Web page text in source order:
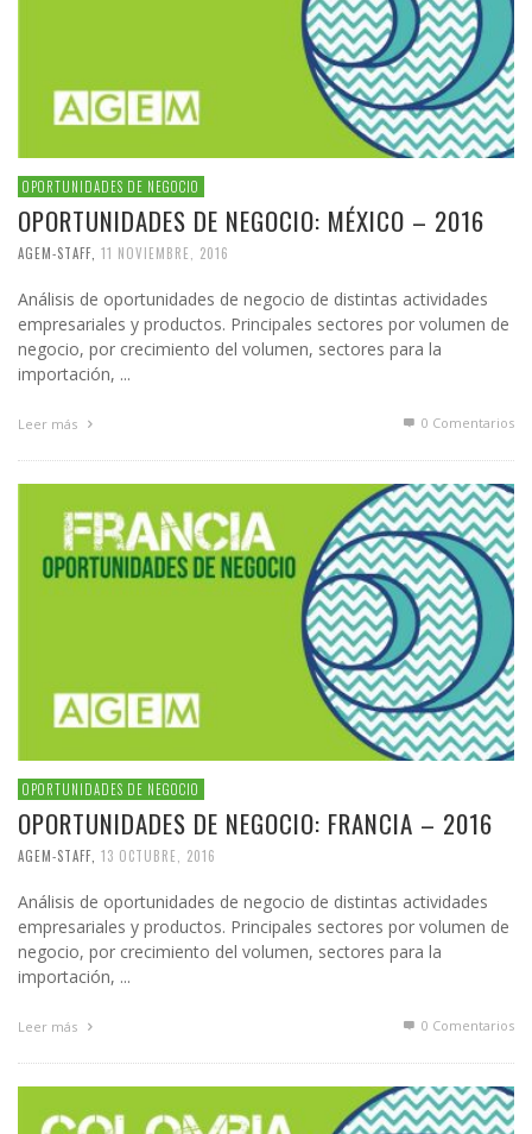
OPORTUNIDADES DE NEGOCIO
OPORTUNIDADES DE NEGOCIO: MÉXICO – 2016
AGEM-STAFF 11 NOVIEMBRE, 2016
Análisis de oportunidades de negocio de distintas actividades
empresariales y productos. Principales sectores por volumen de
negocio, por crecimiento del volumen, sectores para la
importación, ...
Leer más 0 Comentarios
OPORTUNIDADES DE NEGOCIO
OPORTUNIDADES DE NEGOCIO: FRANCIA – 2016
AGEM-STAFF 13 OCTUBRE, 2016
Análisis de oportunidades de negocio de distintas actividades
empresariales y productos. Principales sectores por volumen de
negocio, por crecimiento del volumen, sectores para la
importación, ...
Leer más 0 Comentarios